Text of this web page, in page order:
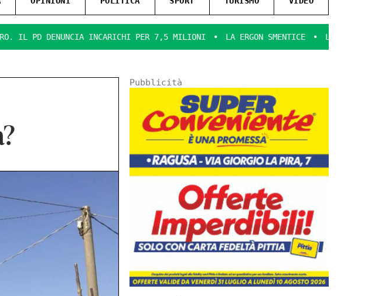
INCARICHI PER 7,5 MILIONI LA ERGON SMENTICE LA COMMEDIA DELL’ARTE
Pubblicità